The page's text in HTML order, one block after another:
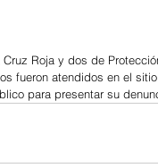
Roja y dos de
fueron atendidos en el
para presentar su